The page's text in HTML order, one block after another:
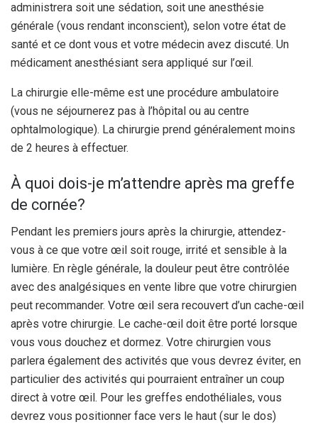
administrera soit une sédation, soit une anesthésie
générale (vous rendant inconscient), selon votre état de
santé et ce dont vous et votre médecin avez discuté. Un
médicament anesthésiant sera appliqué sur l’œil.
La chirurgie elle-même est une procédure ambulatoire
(vous ne séjournerez pas à l’hôpital ou au centre
ophtalmologique). La chirurgie prend généralement moins
de 2 heures à effectuer.
À quoi dois-je m’attendre après ma greffe
de cornée?
Pendant les premiers jours après la chirurgie, attendez-
vous à ce que votre œil soit rouge, irrité et sensible à la
lumière. En règle générale, la douleur peut être contrôlée
avec des analgésiques en vente libre que votre chirurgien
peut recommander. Votre œil sera recouvert d’un cache-œil
après votre chirurgie. Le cache-œil doit être porté lorsque
vous vous douchez et dormez. Votre chirurgien vous
parlera également des activités que vous devrez éviter, en
particulier des activités qui pourraient entraîner un coup
direct à votre œil. Pour les greffes endothéliales, vous
devrez vous positionner face vers le haut (sur le dos)